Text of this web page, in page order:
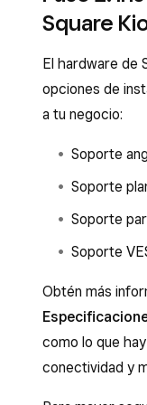
Square
El hardware de
opciones de
a tu negocio:
Soporte
Soporte
Soporte
Soporte
Obtén más
como lo que
conectividad y